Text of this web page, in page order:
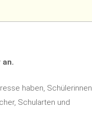
haben, Schülerinnen
Schularten und